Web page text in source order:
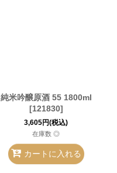
純米吟醸原酒 55 1800ml
[121830]
3,605円(税込)
在庫数 ◎
カートに入れる